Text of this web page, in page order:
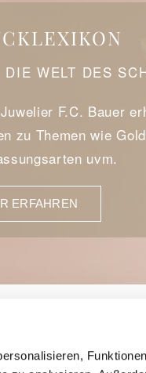
WELT DES
F.C. Bauer
zu Themen wie
uvm.
ERFAHREN